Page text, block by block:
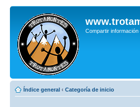
Compartir
Índice general ‹ Categoría de inicio